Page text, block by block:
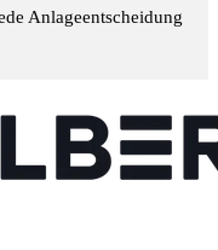
Anlageentscheidung